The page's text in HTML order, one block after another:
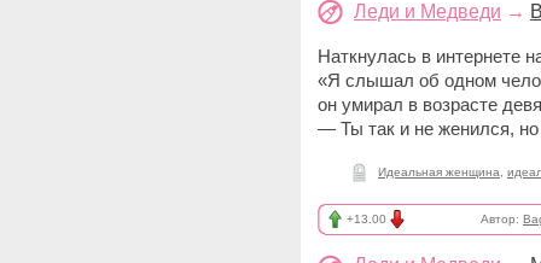
Леди и Медведи →
Наткнулась в интернете
«Я слышал об одном
он умирал в возрасте
— Ты так и не женился, но
Идеальная женщина
+13.00 Автор: